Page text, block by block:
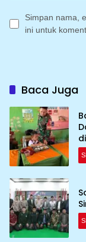
Simpan nama,
ini untuk
Baca Juga